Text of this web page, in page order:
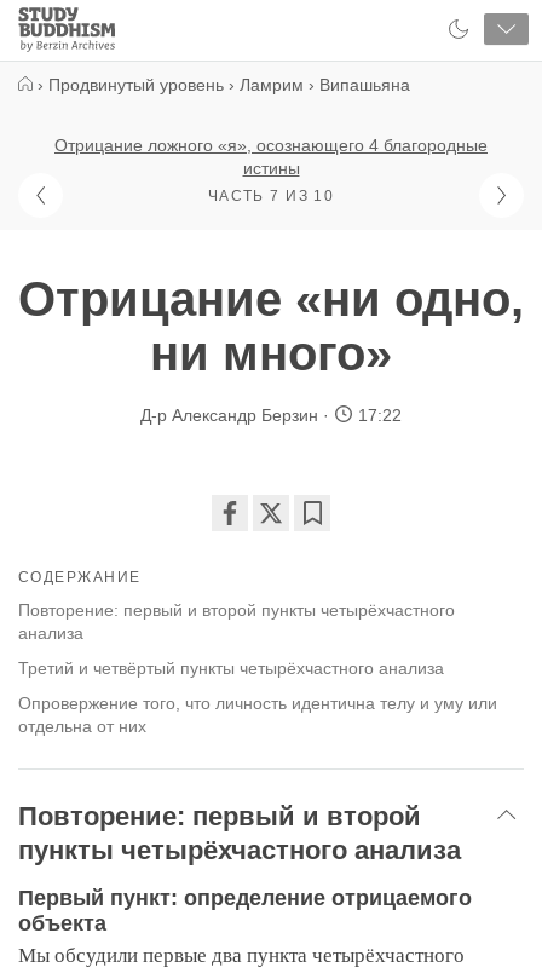
Close
Study
Buddhism
› Продвинутый уровень › Ламрим › Випашьяна
Отрицание ложного «я», осознающего 4 благородные
истины
ЧАСТЬ 7 ИЗ 10
Отрицание «ни одно,
ни много»
Д-р Александр Берзин 17:22
facebook
СОДЕРЖАНИЕ
Повторение: первый и второй пункты четырёхчастного
анализа
Третий и четвёртый пункты четырёхчастного анализа
Опровержение того, что личность идентична телу и уму или
отдельна от них
Повторение: первый и второй
пункты четырёхчастного анализа
Первый пункт: определение отрицаемого
объекта
Мы обсудили первые два пункта четырёхчастного